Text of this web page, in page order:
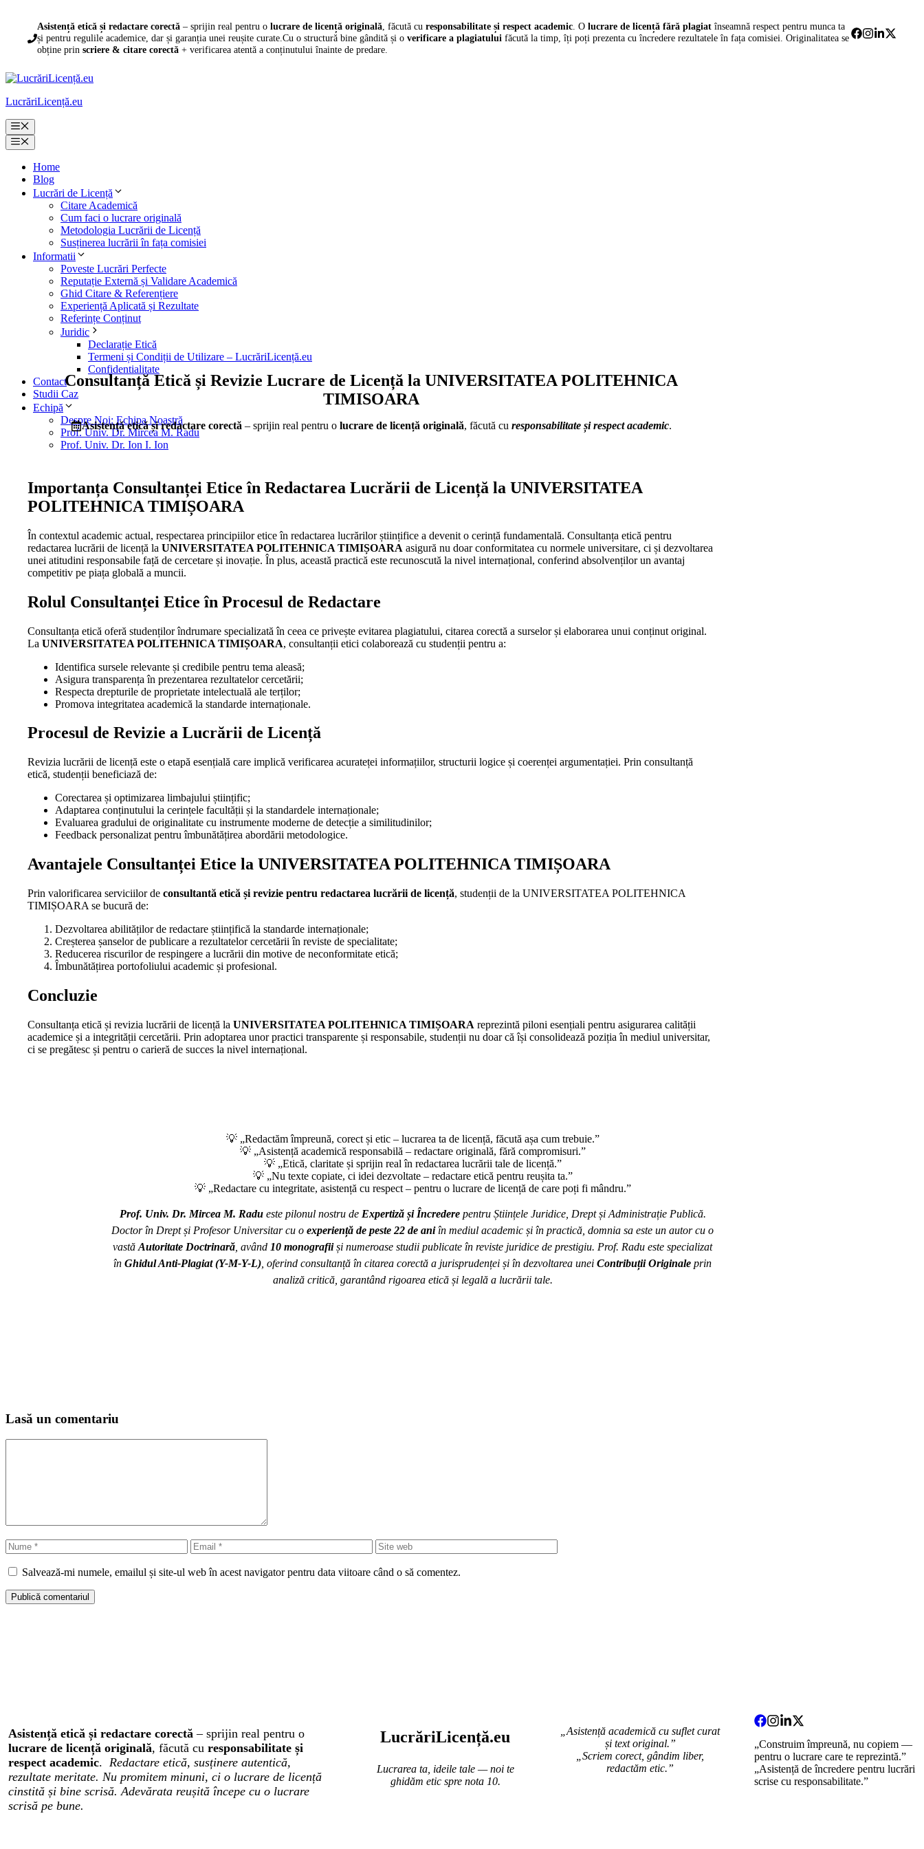
conținut
Asistență etică și redactare corectă– sprijin real pentru olucrare de licență originală, făcută curesponsabilitate și respect academic. Olucrare de licență fără plagiatînseamnă respect pentru munca ta
și pentru regulile academice, dar și garanția unei reușite curate.Cu o structură bine gândită și overificare a plagiatului făcută la timp, îți poți prezenta cu încredere rezultatele în fața comisiei. Originalitatea se
obține prinscriere & citare corectă + verificarea atentă a conținutului înainte de predare.
LucrăriLicență.eu
Meniu
Meniu
Home
Blog
Lucrări de Licență
Citare Academică
Cum faci o lucrare originală
Metodologia Lucrării de Licență
Susținerea lucrării în fața comisiei
Informatii
Poveste Lucrări Perfecte
Reputație Externă și Validare Academică
Ghid Citare & Referențiere
Experiență Aplicată și Rezultate
Referințe Conținut
Juridic
Declarație Etică
Termeni și Condiții de Utilizare – LucrăriLicență.eu
Confidentialitate
Contact
Studii Caz
Echipă
Despre Noi: Echipa Noastră
Prof. Univ. Dr. Mircea M. Radu
Prof. Univ. Dr. Ion I. Ion
Consultanță Etică și Revizie Lucrare de Licență la UNIVERSITATEA POLITEHNICA
TIMISOARA
Asistență etică și redactare corectă – sprijin real pentru o lucrare de licență originală, făcută cu responsabilitate și respect academic.
Importanța Consultanței Etice în Redactarea Lucrării de Licență la UNIVERSITATEA
POLITEHNICA TIMIȘOARA
În contextul academic actual, respectarea principiilor etice în redactarea lucrărilor științifice a devenit o cerință fundamentală. Consultanța etică pentru
redactarea lucrării de licență la UNIVERSITATEA POLITEHNICA TIMIȘOARA asigură nu doar conformitatea cu normele universitare, ci și dezvoltarea
unei atitudini responsabile față de cercetare și inovație. În plus, această practică este recunoscută la nivel internațional, conferind absolvenților un avantaj
competitiv pe piața globală a muncii.
Rolul Consultanței Etice în Procesul de Redactare
Consultanța etică oferă studenților îndrumare specializată în ceea ce privește evitarea plagiatului, citarea corectă a surselor și elaborarea unui conținut original.
La UNIVERSITATEA POLITEHNICA TIMIȘOARA, consultanții etici colaborează cu studenții pentru a:
Identifica sursele relevante și credibile pentru tema aleasă;
Asigura transparența în prezentarea rezultatelor cercetării;
Respecta drepturile de proprietate intelectuală ale terților;
Promova integritatea academică la standarde internaționale.
Procesul de Revizie a Lucrării de Licență
Revizia lucrării de licență este o etapă esențială care implică verificarea acurateței informațiilor, structurii logice și coerenței argumentației. Prin consultanță
etică, studenții beneficiază de:
Corectarea și optimizarea limbajului științific;
Adaptarea conținutului la cerințele facultății și la standardele internaționale;
Evaluarea gradului de originalitate cu instrumente moderne de detecție a similitudinilor;
Feedback personalizat pentru îmbunătățirea abordării metodologice.
Avantajele Consultanței Etice la UNIVERSITATEA POLITEHNICA TIMIȘOARA
Prin valorificarea serviciilor de consultantă etică și revizie pentru redactarea lucrării de licență, studenții de la UNIVERSITATEA POLITEHNICA
TIMIȘOARA se bucură de:
Dezvoltarea abilităților de redactare științifică la standarde internaționale;
Creșterea șanselor de publicare a rezultatelor cercetării în reviste de specialitate;
Reducerea riscurilor de respingere a lucrării din motive de neconformitate etică;
Îmbunătățirea portofoliului academic și profesional.
Concluzie
Consultanța etică și revizia lucrării de licență la UNIVERSITATEA POLITEHNICA TIMIȘOARA reprezintă piloni esențiali pentru asigurarea calității
academice și a integrității cercetării. Prin adoptarea unor practici transparente și responsabile, studenții nu doar că își consolidează poziția în mediul universitar,
ci se pregătesc și pentru o carieră de succes la nivel internațional.
💡 „Redactăm împreună, corect și etic – lucrarea ta de licență, făcută așa cum trebuie.”
💡 „Asistență academică responsabilă – redactare originală, fără compromisuri.”
💡 „Etică, claritate și sprijin real în redactarea lucrării tale de licență.”
💡 „Nu texte copiate, ci idei dezvoltate – redactare etică pentru reușita ta.”
💡 „Redactare cu integritate, asistență cu respect – pentru o lucrare de licență de care poți fi mândru.”
Prof. Univ. Dr. Mircea M. Radueste pilonul nostru de Expertiză și Încrederepentru Științele Juridice, Drept și Administrație Publică.
Doctor în Drept și Profesor Universitar cu o experiență de peste 22 de aniîn mediul academic și în practică, domnia sa este un autor cu o
vastă Autoritate Doctrinară , având 10 monografiiși numeroase studii publicate în reviste juridice de prestigiu. Prof. Radu este specializat
în Ghidul Anti-Plagiat (Y-M-Y-L) , oferind consultanță în citarea corectă a jurisprudenței și în dezvoltarea unei Contribuții Originale prin
analiză critică, garantând rigoarea etică și legală a lucrării tale.
Lasă un comentariu
Nume Email
Site
web
Salvează-mi numele, emailul și site-ul web în acest navigator pentru data viitoare când o să comentez.
Asistență etică și redactare corectă– sprijin real pentru o
lucrare de licență originală, făcută cu responsabilitate și
respect academic. Redactare etică, susținere autentică,
rezultate meritate. Nu promitem minuni, ci o lucrare de licență
cinstită și bine scrisă. Adevărata reușită începe cu o lucrare
scrisă pe bune.
LucrăriLicență.eu
Lucrarea ta, ideile tale — noi te
ghidăm etic spre nota 10.
„Asistență academică cu suflet curat
și text original.”
„Scriem corect, gândim liber,
redactăm etic.”
„Construim împreună, nu copiem —
pentru o lucrare care te reprezintă.”
„Asistență de încredere pentru lucrări
scrise cu responsabilitate.”